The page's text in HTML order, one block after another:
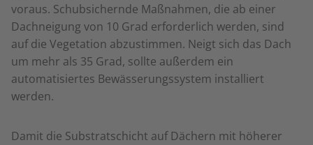
voraus. Schubsichernde Maßnahmen, die ab einer
Dachneigung von 10 Grad erforderlich werden, sind
auf die Vegetation abzustimmen. Neigt sich das Dach
um mehr als 35 Grad, sollte außerdem ein
automatisiertes Bewässerungssystem installiert
werden.
Damit die Substratschicht auf Dächern mit höherer